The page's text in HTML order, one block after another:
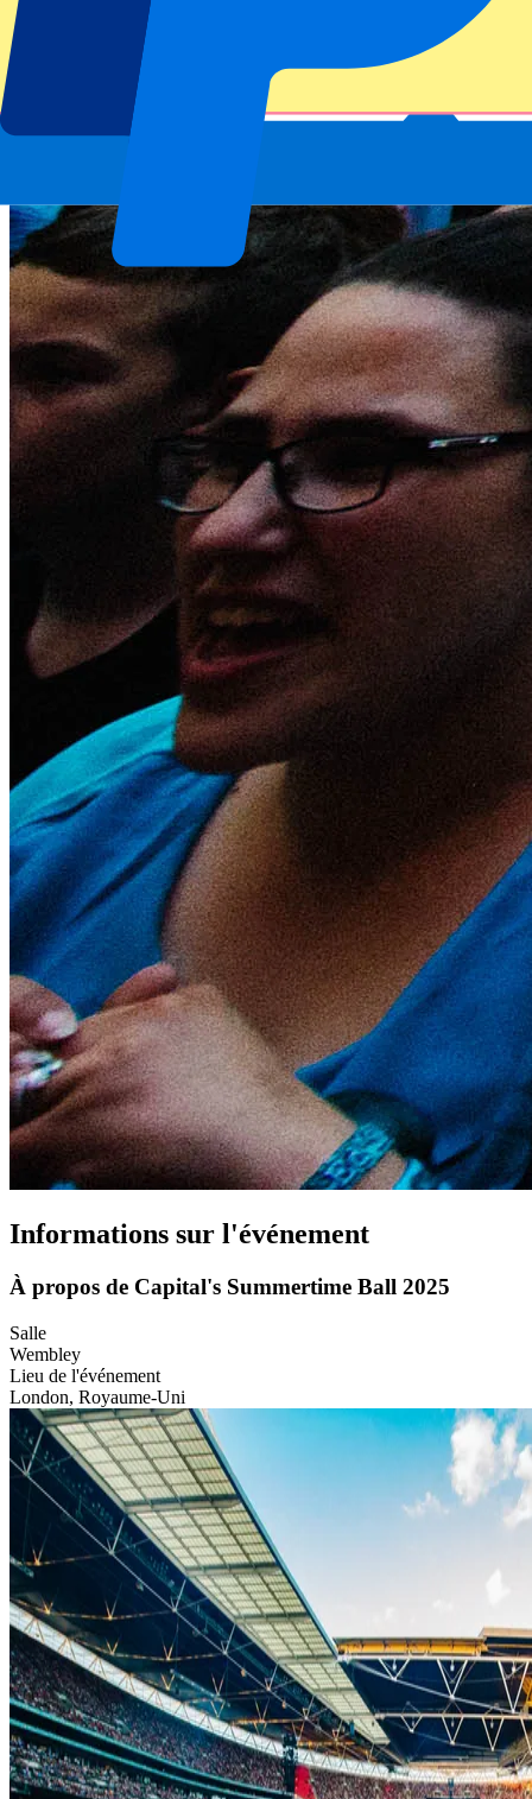
Informations sur l'événement
À propos de Capital's Summertime Ball 2025
Salle
Wembley
Lieu de l'événement
London, Royaume-Uni